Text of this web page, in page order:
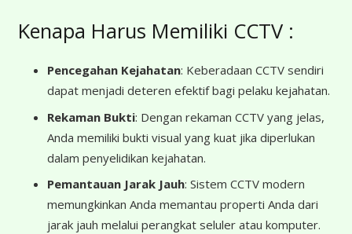
Kenapa Harus Memiliki CCTV :
Pencegahan Kejahatan: Keberadaan CCTV sendiri
dapat menjadi deteren efektif bagi pelaku kejahatan.
Rekaman Bukti: Dengan rekaman CCTV yang jelas,
Anda memiliki bukti visual yang kuat jika diperlukan
dalam penyelidikan kejahatan.
Pemantauan Jarak Jauh: Sistem CCTV modern
memungkinkan Anda memantau properti Anda dari
jarak jauh melalui perangkat seluler atau komputer.